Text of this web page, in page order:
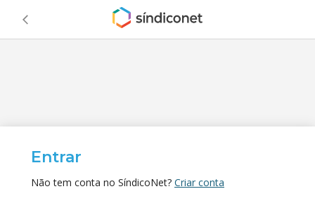
Entrar
Não tem conta no SíndicoNet? Criar conta